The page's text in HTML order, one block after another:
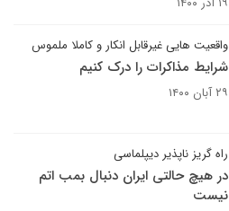
واقعیت هایی غیرقابل انکار و کاملا ملموس
شرایط مذاکرات را درک کنیم
۲۹ آبان ۱۴۰۰
راه گریز ناپذیر دیپلماسی
در هیچ حالتی ایران دنبال بمب اتم
نیست